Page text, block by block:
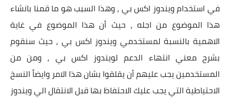
في استخدام ويندوز اكس بي ، وهذا السبب هو ما قمنا بانشاء
هذا الموضوع من اجله ، حيث أن هذا الموضوع في غاية
الاهمية بالنسبة لمستخدمي ويندوز اكس بي ، حيث سنقوم
بشرح معني انتهاء الدعم لويندوز اكس بي ، ومن من
المستخدمين يجب عليهم أن يقلقوا بشان هذا الامر وايضاً النسخ
الاحتياطية التي يجب عليك الاحتفاظ بها قبل الانتقال الي ويندوز